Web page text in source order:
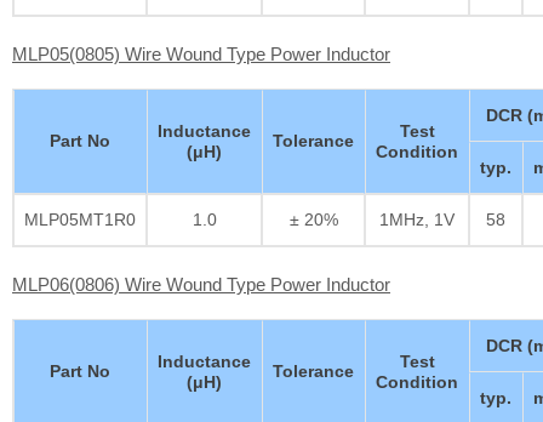
MLP05(0805) Wire Wound Type Power Inductor
Part No
Inductance
(μH)
Tolerance
Test
Condition
DCR
typ.
MLP05MT1R0 1.0 ± 20% 1MHz, 1V 58
MLP06(0806) Wire Wound Type Power Inductor
Part No
Inductance
(μH)
Tolerance
Test
Condition
DCR
typ.